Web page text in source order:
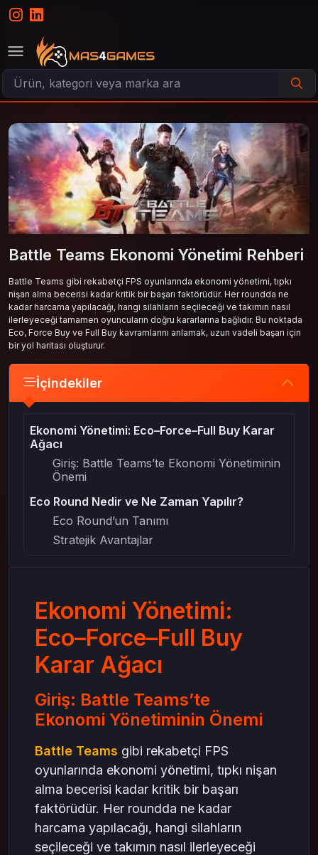
Battle Teams Ekonomi Yönetimi Rehberi
Battle Teams gibi rekabetçi FPS oyunlarında ekonomi yönetimi, tıpkı
nişan alma becerisi kadar kritik bir başarı faktörüdür. Her roundda ne
kadar harcama yapılacağı, hangi silahların seçileceği ve takımın nasıl
ilerleyeceği tamamen oyuncuların doğru kararlarına bağlıdır. Bu noktada
Eco, Force Buy ve Full Buy kavramlarını anlamak, uzun vadeli başarı için
bir yol haritası oluşturur.
İçindekiler
Ekonomi Yönetimi: Eco–Force–Full Buy Karar
Ağacı
Giriş: Battle Teams’te Ekonomi Yönetiminin
Önemi
Eco Round Nedir ve Ne Zaman Yapılır?
Eco Round’un Tanımı
Stratejik Avantajlar
Battle Teams’te Force Buy Uygulamaları
Full Buy: Gücün Zirvesi
Full Buy Nedir?
Full Buy Karar Ağacı
Karar Ağacı: Eco–Force–Full Buy
Hangi Durumda Hangi Seçenek?
Takım İletişiminin Önemi
Altin Satın Al: Ekonomiye Ekstra Güç
Battle Teams Altin ile Stratejinizi Destekleyin
Sonuç: Ekonomi Yönetiminde Mas4games
Yanınızda
Ekonomi Yönetimi:
Eco–Force–Full Buy
Karar Ağacı
Giriş: Battle Teams’te
Ekonomi Yönetiminin Önemi
Battle Teams gibi rekabetçi FPS
oyunlarında ekonomi yönetimi, tıpkı nişan
alma becerisi kadar kritik bir başarı
faktörüdür. Her roundda ne kadar
harcama yapılacağı, hangi silahların
seçileceği ve takımın nasıl ilerleyeceği